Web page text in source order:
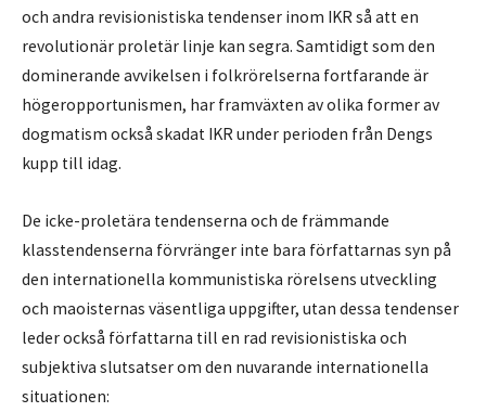
och andra revisionistiska tendenser inom IKR så att en
revolutionär proletär linje kan segra. Samtidigt som den
dominerande avvikelsen i folkrörelserna fortfarande är
högeropportunismen, har framväxten av olika former av
dogmatism också skadat IKR under perioden från Dengs
kupp till idag.
De icke-proletära tendenserna och de främmande
klasstendenserna förvränger inte bara författarnas syn på
den internationella kommunistiska rörelsens utveckling
och maoisternas väsentliga uppgifter, utan dessa tendenser
leder också författarna till en rad revisionistiska och
subjektiva slutsatser om den nuvarande internationella
situationen: